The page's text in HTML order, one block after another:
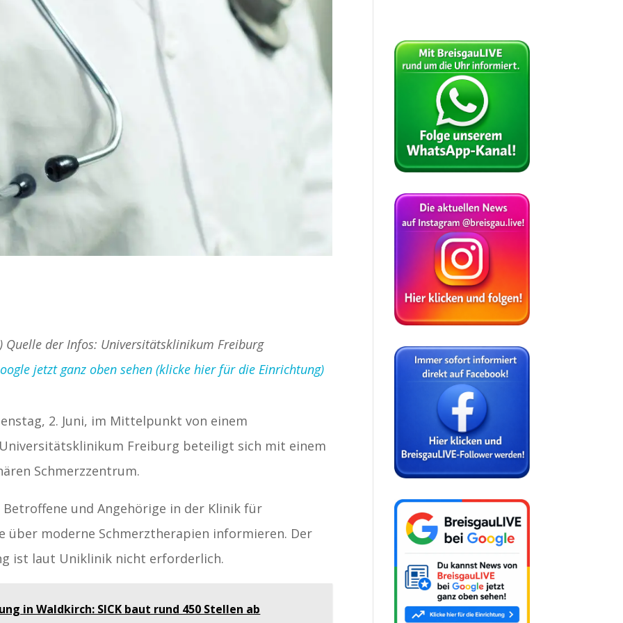
Quelle der Infos: Universitätsklinikum Freiburg
jetzt ganz oben sehen (klicke hier für die Einrichtung)
2. Juni, im Mittelpunkt von einem
Freiburg beteiligt sich mit einem
Schmerzzentrum.
und Angehörige in der Klinik für
über moderne Schmerztherapien informieren. Der
ist laut Uniklinik nicht erforderlich.
in Waldkirch: SICK baut rund 450 Stellen ab